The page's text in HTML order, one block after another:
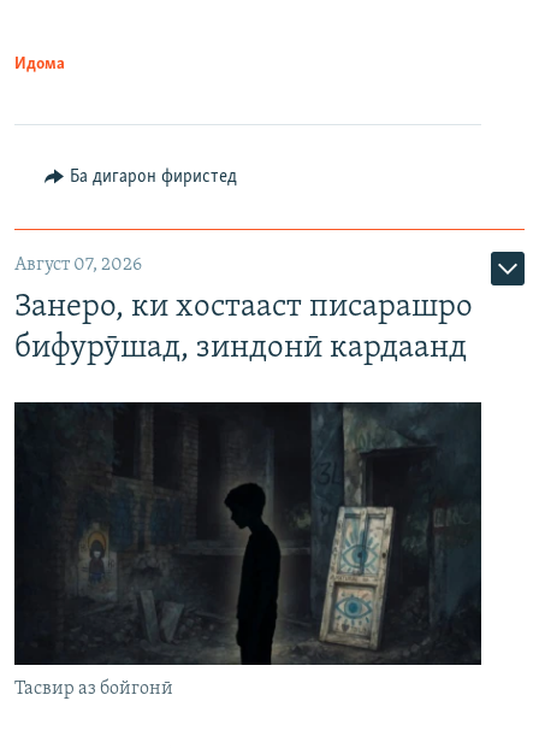
Идома
Ба дигарон фиристед
Август 07, 2026
Занеро, ки хостааст писарашро
бифурӯшад, зиндонӣ кардаанд
Тасвир аз бойгонӣ